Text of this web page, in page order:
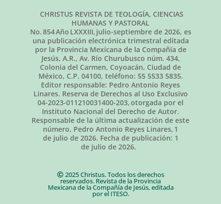
CHRISTUS REVISTA DE TEOLOGÍA, CIENCIAS
HUMANAS Y PASTORAL
No.854Año LXXXIII, julio-septiembre de 2026, es
una publicación electrónica trimestral editada
por la Provincia Mexicana de la Compañía de
Jesús, A.R., Av. Río Churubusco núm. 434,
Colonia del Carmen, Coyoacán, Ciudad de
México, C.P. 04100, teléfono: 55 5533 5835.
Editor responsable: Pedro Antonio Reyes
Linares. Reserva de Derechos al Uso Exclusivo
04-2023-011210031400-203, otorgada por el
Instituto Nacional del Derecho de Autor.
Responsable de la última actualización de este
número, Pedro Antonio Reyes Linares, 1
de julio de 2026. Fecha de publicación: 1
de julio de 2026.
2025 Christus. Todos los derechos
reservados. Revista de la Provincia
Mexicana de la Compañía de Jesús, editada
por el ITESO.